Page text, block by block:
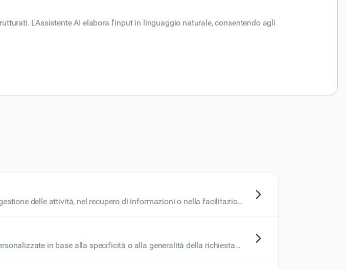
L'Assistente AI elabora l'input in linguaggio naturale, consentendo agli
delle attività, nel recupero di informazioni o nella facilitazione
in base alla specificità o alla generalità della richiesta